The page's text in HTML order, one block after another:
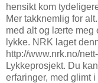
hensikt kom
Mer takknemlig for
med alt og lærte meg
lykke. NRK laget
http://www.nrk.no/
Lykkeprosjekt. Du
erfaringer, med glimt